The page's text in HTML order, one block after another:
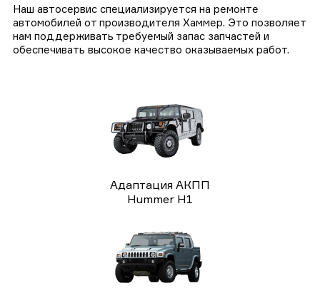
Наш автосервис специализируется на ремонте
автомобилей от производителя Хаммер. Это позволяет
нам поддерживать требуемый запас запчастей и
обеспечивать высокое качество оказываемых работ.
Адаптация АКПП
Hummer H1